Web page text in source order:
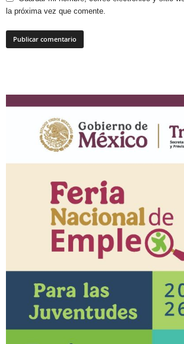
la próxima vez que comente.